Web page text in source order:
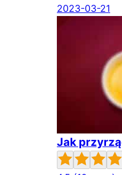
2023-03-21
Jak